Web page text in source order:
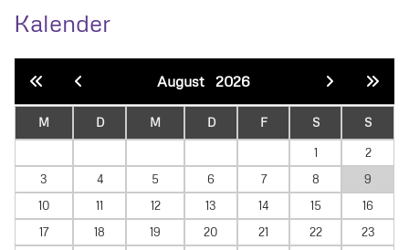
Kalender
August 2026
M D M D F S S
1
2
3
4 5 6 7 8
9
10
11 12 13 14 15
16
17
18 19 20 21 22
23